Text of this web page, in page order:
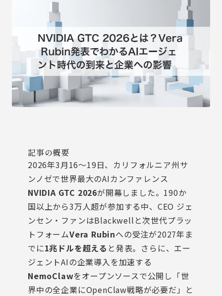
記事の概要
2026年3月16〜19日、カリフォルニア州サ
ンノゼで世界最大のAIカンファレンス
NVIDIA GTC 2026が開幕しました。190か
国以上から3万人超が参加する中、CEO ジェ
ンセン・ファンはBlackwellと次世代プラッ
トフォームVera Rubinへの受注が2027年ま
でに1兆ドルを超える と発表。さらに、エー
ジェントAIの企業導入を加速する
NemoClawをオープンソースで公開し「世
界中の全企業にOpenClaw戦略が必要だ」と